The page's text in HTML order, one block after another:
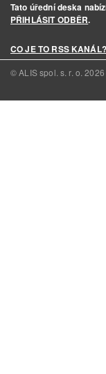
Tato úřední deska
PŘIHLÁSIT ODBĚR.
CO JE TO RSS KANÁL?
© ALIS spol. s. r. o.2026